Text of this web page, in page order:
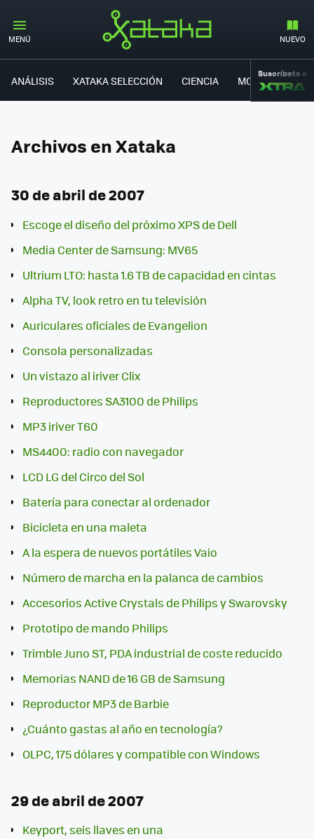
MENÚ NUEVO
ANÁLISIS XATAKA SELECCIÓN CIENCIA MOVILIDAD
Suscríbete a
Archivos en Xataka
30 de abril de 2007
Escoge el diseño del próximo XPS de Dell
Media Center de Samsung: MV65
Ultrium LTO: hasta 1.6 TB de capacidad en cintas
Alpha TV, look retro en tu televisión
Auriculares oficiales de Evangelion
Consola personalizadas
Un vistazo al iriver Clix
Reproductores SA3100 de Philips
MP3 iriver T60
MS4400: radio con navegador
LCD LG del Circo del Sol
Batería para conectar al ordenador
Bicicleta en una maleta
A la espera de nuevos portátiles Vaio
Número de marcha en la palanca de cambios
Accesorios Active Crystals de Philips y Swarovsky
Prototipo de mando Philips
Trimble Juno ST, PDA industrial de coste reducido
Memorias NAND de 16 GB de Samsung
Reproductor MP3 de Barbie
¿Cuánto gastas al año en tecnología?
OLPC, 175 dólares y compatible con Windows
29 de abril de 2007
Keyport, seis llaves en una